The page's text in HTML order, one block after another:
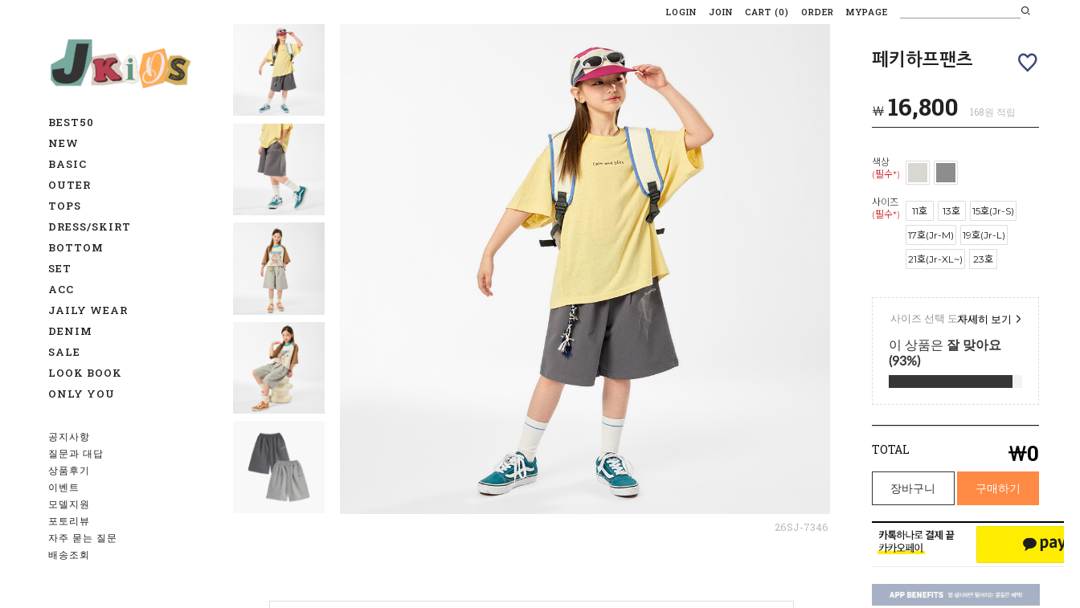
LOGIN JOIN CART (0) ORDER MYPAGE
BEST50
NEW
BASIC
OUTER
TOPS
DRESS/SKIRT
BOTTOM
SET
ACC
JAILY WEAR
DENIM
SALE
LOOK BOOK
ONLY YOU
공지사항
질문과 대답
상품후기
이벤트
모델지원
포토리뷰
자주 묻는 질문
배송조회
26SJ-7346
페키하프팬츠
￦ 16,800 168원 적립
색상
(필수*)
사이즈
(필수*)
11호 13호
15호(Jr-S)
17호(Jr-M)
19호(Jr-L)
21호(Jr-XL~)
23호
TOTAL ￦0
장바구니 구매하기